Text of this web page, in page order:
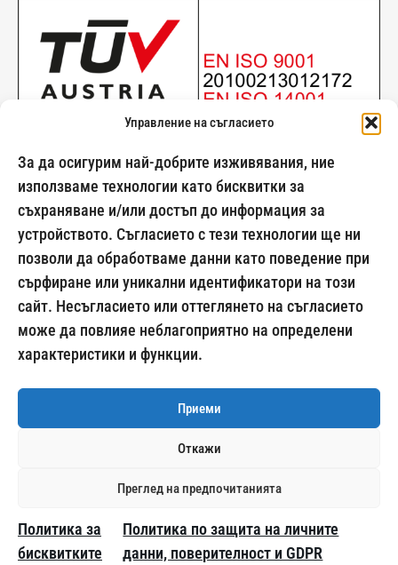
Управление на съгласието
За да осигурим най-добрите изживявания, ние
използваме технологии като бисквитки за
съхраняване и/или достъп до информация за
устройството. Съгласието с тези технологии ще ни
позволи да обработваме данни като поведение при
сърфиране или уникални идентификатори на този
сайт. Несъгласието или оттеглянето на съгласието
може да повлияе неблагоприятно на определени
характеристики и функции.
Приеми
Откажи
Преглед на предпочитанията
Политика за
бисквитките
Политика по защита на личните
данни, поверителност и GDPR
024500269
Начини на плащане:
Доставка с:
© 2014 – 2026